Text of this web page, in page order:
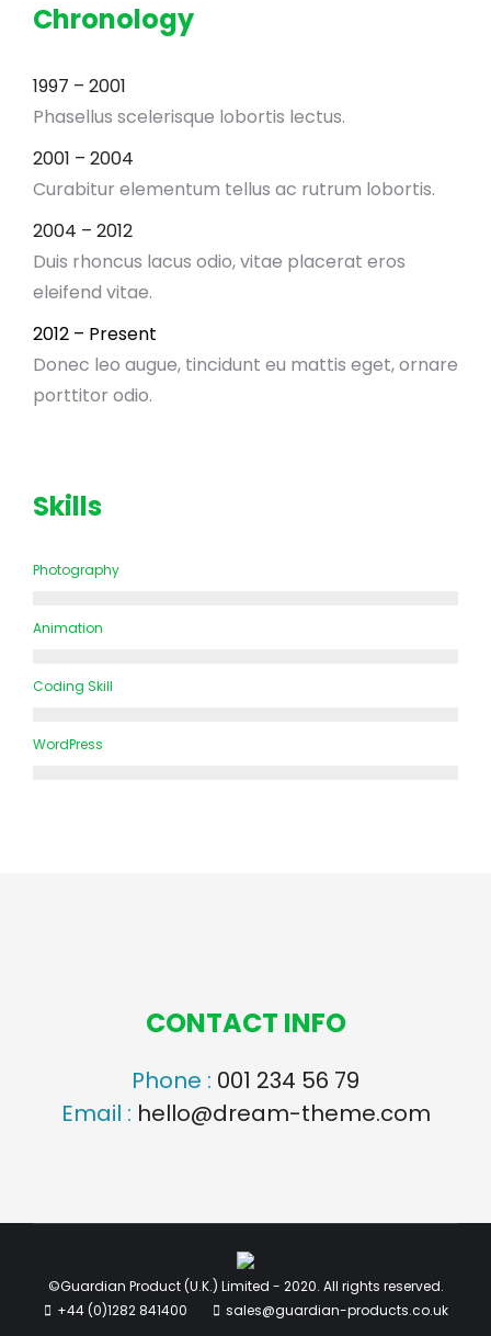
Chronology
1997 – 2001
Phasellus scelerisque lobortis lectus.
2001 – 2004
Curabitur elementum tellus ac rutrum lobortis.
2004 – 2012
Duis rhoncus lacus odio, vitae placerat eros
eleifend vitae.
2012 – Present
Donec leo augue, tincidunt eu mattis eget, ornare
porttitor odio.
Skills
Photography
Animation
Coding Skill
WordPress
CONTACT INFO
Phone : 001 234 56 79
Email : hello@dream-theme.com
©Guardian Product (U.K.) Limited - 2020. All rights reserved.
+44 (0)1282 841400
sales@guardian-products.co.uk